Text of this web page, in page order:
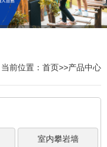
当前位置：首页>>产品中心
室内攀岩墙